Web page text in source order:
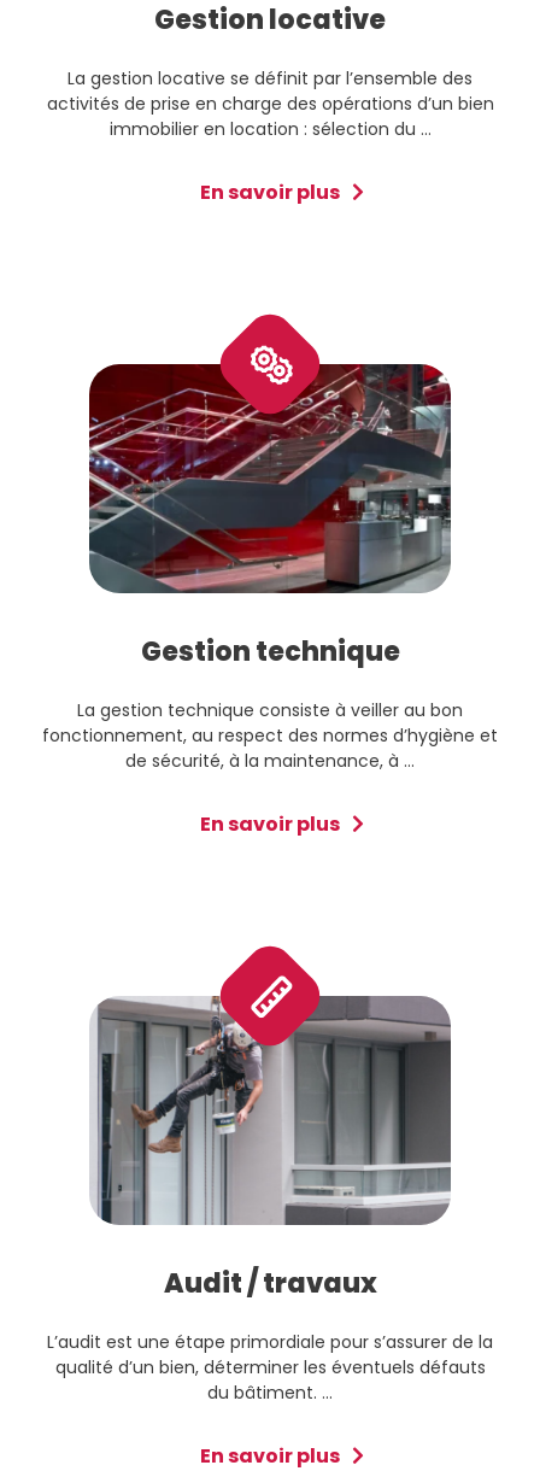
Gestion locative
La gestion locative se définit par l’ensemble des
activités de prise en charge des opérations d’un bien
immobilier en location : sélection du ...
En savoir plus
Gestion technique
La gestion technique consiste à veiller au bon
fonctionnement, au respect des normes d’hygiène et
de sécurité, à la maintenance, à ...
En savoir plus
Audit / travaux
L’audit est une étape primordiale pour s’assurer de la
qualité d’un bien, déterminer les éventuels défauts
du bâtiment. ...
En savoir plus